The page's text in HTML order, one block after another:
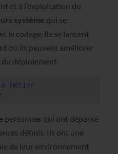
et à l’exploitation du
système qui se
le codage. Ils se lancent
où ils peuvent améliorer
déploiement.
métier
personnes qui ont dépassé
définis. Ils ont une
de leur environnement